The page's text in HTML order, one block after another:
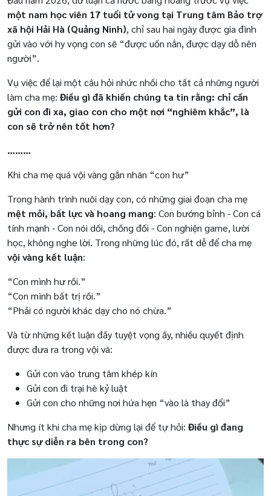
một nam học viên 17 tuổi tử vong tại Trung tâm Bảo trợ
xã hội Hải Hà (Quảng Ninh), chỉ sau hai ngày được gia đình
gửi vào với hy vọng con sẽ “được uốn nắn, được dạy dỗ nên
người”.
Vụ việc để lại một câu hỏi nhức nhối cho tất cả những người
làm cha mẹ: Điều gì đã khiến chúng ta tin rằng: chỉ cần
gửi con đi xa, giao con cho một nơi “nghiêm khắc”, là
con sẽ trở nên tốt hơn?
………
Khi cha mẹ quá vội vàng gắn nhãn “con hư”
Trong hành trình nuôi dạy con, có những giai đoạn cha mẹ
mệt mỏi, bất lực và hoang mang: Con bướng bỉnh - Con cá
tính mạnh - Con nói dối, chống đối - Con nghiện game, lười
học, không nghe lời. Trong những lúc đó, rất dễ để cha mẹ
vội vàng kết luận:
“Con mình hư rồi.”
“Con mình bất trị rồi.”
“Phải có người khác dạy cho nó chừa.”
Và từ những kết luận đầy tuyệt vọng ấy, nhiều quyết định
được đưa ra trong vội vã:
Gửi con vào trung tâm khép kín
Gửi con đi trại hè kỷ luật
Gửi con cho những nơi hứa hẹn “vào là thay đổi”
Nhưng ít khi cha mẹ kịp dừng lại để tự hỏi: Điều gì đang
thực sự diễn ra bên trong con?